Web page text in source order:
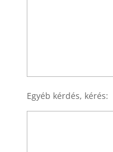
Egyéb kérdés, kérés: